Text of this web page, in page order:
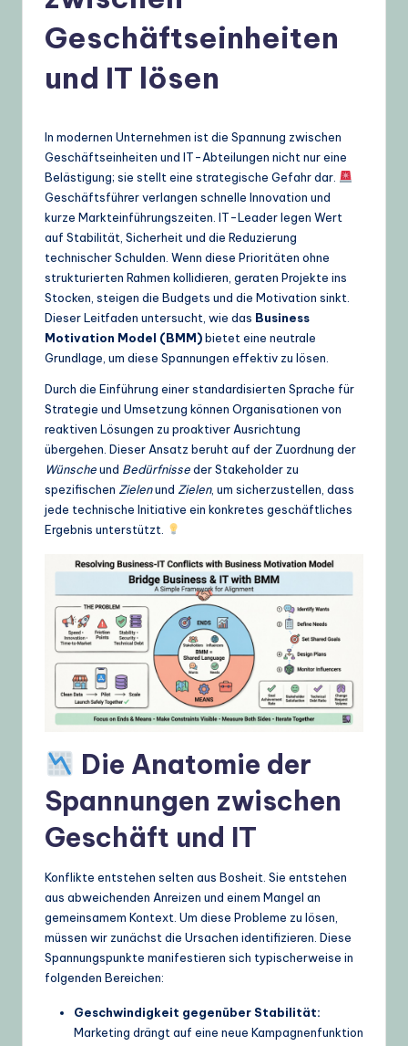
A
K
o
w
d
T
U
p
d
Geschäftseinheiten
und IT lösen
In modernen Unternehmen ist die Spannung zwischen
Geschäftseinheiten und IT-Abteilungen nicht nur eine
Belästigung; sie stellt eine strategische Gefahr dar.
Geschäftsführer verlangen schnelle Innovation und
kurze Markteinführungszeiten. IT-Leader legen Wert
auf Stabilität, Sicherheit und die Reduzierung
technischer Schulden. Wenn diese Prioritäten ohne
strukturierten Rahmen kollidieren, geraten Projekte ins
Stocken, steigen die Budgets und die Motivation sinkt.
Dieser Leitfaden untersucht, wie das Business
Motivation Model (BMM)bietet eine neutrale
Grundlage, um diese Spannungen effektiv zu lösen.
Durch die Einführung einer standardisierten Sprache für
Strategie und Umsetzung können Organisationen von
reaktiven Lösungen zu proaktiver Ausrichtung
übergehen. Dieser Ansatz beruht auf der Zuordnung der
Wünscheund Bedürfnisseder Stakeholder zu
spezifischen Zielenund Zielen, um sicherzustellen, dass
jede technische Initiative ein konkretes geschäftliches
Ergebnis unterstützt.
Die Anatomie der
Spannungen zwischen
Geschäft und IT
Konflikte entstehen selten aus Bosheit. Sie entstehen
aus abweichenden Anreizen und einem Mangel an
gemeinsamem Kontext. Um diese Probleme zu lösen,
müssen wir zunächst die Ursachen identifizieren. Diese
Spannungspunkte manifestieren sich typischerweise in
folgenden Bereichen:
Geschwindigkeit gegenüber Stabilität:
Marketing drängt auf eine neue Kampagnenfunktion